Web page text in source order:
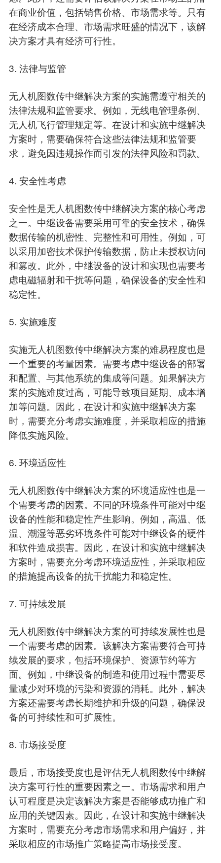
在商业价值，包括销售价格、市场需求等。只有
在经济成本合理、市场需求旺盛的情况下，该解
决方案才具有经济可行性。
3. 法律与监管
无人机图数传中继解决方案的实施需遵守相关的
法律法规和监管要求。例如，无线电管理条例、
无人机飞行管理规定等。在设计和实施中继解决
方案时，需要确保符合这些法律法规和监管要
求，避免因违规操作而引发的法律风险和罚款。
4. 安全性考虑
安全性是无人机图数传中继解决方案的核心考虑
之一。中继设备需要采用可靠的安全技术，确保
数据传输的机密性、完整性和可用性。例如，可
以采用加密技术保护传输数据，防止未授权访问
和篡改。此外，中继设备的设计和实现也需要考
虑电磁辐射和干扰等问题，确保设备的安全性和
稳定性。
5. 实施难度
实施无人机图数传中继解决方案的难易程度也是
一个重要的考量因素。需要考虑中继设备的部署
和配置、与其他系统的集成等问题。如果解决方
案的实施难度过高，可能导致项目延期、成本增
加等问题。因此，在设计和实施中继解决方案
时，需要充分考虑实施难度，并采取相应的措施
降低实施风险。
6. 环境适应性
无人机图数传中继解决方案的环境适应性也是一
个需要考虑的因素。不同的环境条件可能对中继
设备的性能和稳定性产生影响。例如，高温、低
温、潮湿等恶劣环境条件可能对中继设备的硬件
和软件造成损害。因此，在设计和实施中继解决
方案时，需要充分考虑环境适应性，并采取相应
的措施提高设备的抗干扰能力和稳定性。
7. 可持续发展
无人机图数传中继解决方案的可持续发展性也是
一个需要考虑的因素。该解决方案需要符合可持
续发展的要求，包括环境保护、资源节约等方
面。例如，中继设备的制造和使用过程中需要尽
量减少对环境的污染和资源的消耗。此外，解决
方案还需要考虑长期维护和升级的问题，确保设
备的可持续性和可扩展性。
8. 市场接受度
最后，市场接受度也是评估无人机图数传中继解
决方案可行性的重要因素之一。市场需求和用户
认可程度是决定该解决方案是否能够成功推广和
应用的关键因素。因此，在设计和实施中继解决
方案时，需要充分考虑市场需求和用户偏好，并
采取相应的市场推广策略提高市场接受度。